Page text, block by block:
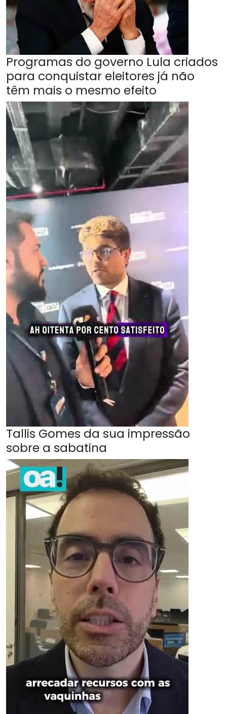
Programas do governo Lula criados
para conquistar eleitores já não
têm mais o mesmo efeito
Tallis Gomes da sua impressão
sobre a sabatina